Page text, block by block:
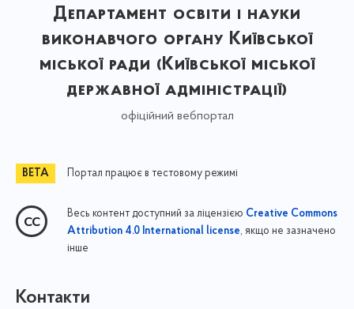
Департамент освіти і науки
виконавчого органу Київської
міської ради (Київської міської
державної адміністрації)
офіційний вебпортал
Портал працює в тестовому режимі
Весь контент доступний за ліцензією Creative Commons
Attribution 4.0 International license, якщо не зазначено
інше
Контакти